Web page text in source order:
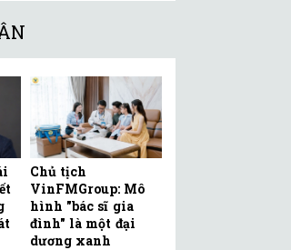
Chủ tịch
VinFMGroup: Mô
hình "bác sĩ gia
đình" là một đại
dương xanh